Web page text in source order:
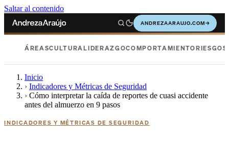
Saltar al contenido
ANDREZAARAUJO.COM→
ÁREASCULTURALIDERAZGOCOMPORTAMIENTORIESGOS
Inicio
› Indicadores y Métricas de Seguridad
› Cómo interpretar la caída de reportes de cuasi accidente
antes del almuerzo en 9 pasos
INDICADORES Y MÉTRICAS DE SEGURIDAD